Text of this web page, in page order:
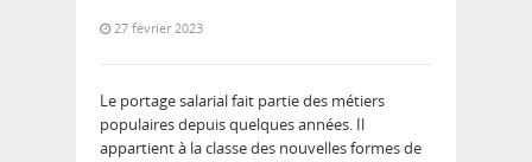
27 février 2023
Le portage salarial fait partie des métiers
populaires depuis quelques années. Il
appartient à la classe des nouvelles formes de